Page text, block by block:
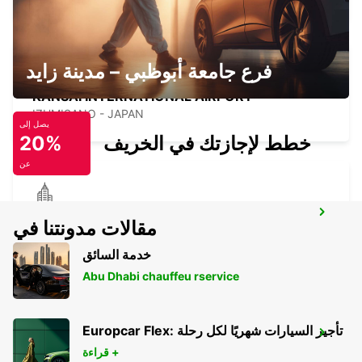
KANSAI INTERNATIONAL AIRPORT
IZUMISANO - JAPAN
GANGNAM DOWNTOWN
SEOUL - KOREA(SOUTH)
YONGSAN DOWNTOWN
SEOUL - KOREA(SOUTH)
فرع جامعة أبوظبي – مدينة زايد
يصل إلى
20%
عن
خطط لإجازتك في الخريف
مقالات مدونتنا في
خدمة السائق
Abu Dhabi chauffeu rservice
Europcar Flex: تأجير السيارات شهريًا لكل رحلة
قراءة +